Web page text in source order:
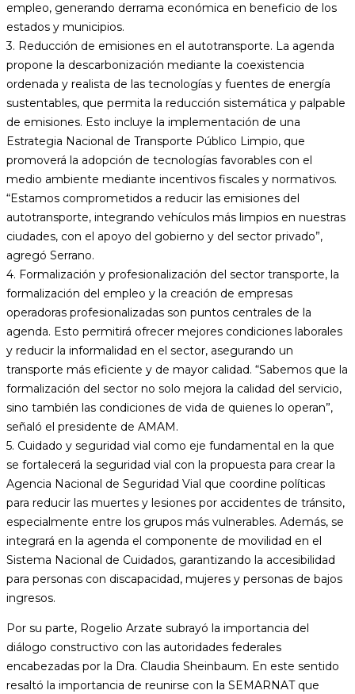
empleo, generando derrama económica en beneficio de los
estados y municipios.
3. Reducción de emisiones en el autotransporte. La agenda
propone la descarbonización mediante la coexistencia
ordenada y realista de las tecnologías y fuentes de energía
sustentables, que permita la reducción sistemática y palpable
de emisiones. Esto incluye la implementación de una
Estrategia Nacional de Transporte Público Limpio, que
promoverá la adopción de tecnologías favorables con el
medio ambiente mediante incentivos fiscales y normativos.
“Estamos comprometidos a reducir las emisiones del
autotransporte, integrando vehículos más limpios en nuestras
ciudades, con el apoyo del gobierno y del sector privado”,
agregó Serrano.
4. Formalización y profesionalización del sector transporte, la
formalización del empleo y la creación de empresas
operadoras profesionalizadas son puntos centrales de la
agenda. Esto permitirá ofrecer mejores condiciones laborales
y reducir la informalidad en el sector, asegurando un
transporte más eficiente y de mayor calidad. “Sabemos que la
formalización del sector no solo mejora la calidad del servicio,
sino también las condiciones de vida de quienes lo operan”,
señaló el presidente de AMAM.
5. Cuidado y seguridad vial como eje fundamental en la que
se fortalecerá la seguridad vial con la propuesta para crear la
Agencia Nacional de Seguridad Vial que coordine políticas
para reducir las muertes y lesiones por accidentes de tránsito,
especialmente entre los grupos más vulnerables. Además, se
integrará en la agenda el componente de movilidad en el
Sistema Nacional de Cuidados, garantizando la accesibilidad
para personas con discapacidad, mujeres y personas de bajos
ingresos.
Por su parte, Rogelio Arzate subrayó la importancia del
diálogo constructivo con las autoridades federales
encabezadas por la Dra. Claudia Sheinbaum. En este sentido
resaltó la importancia de reunirse con la SEMARNAT que